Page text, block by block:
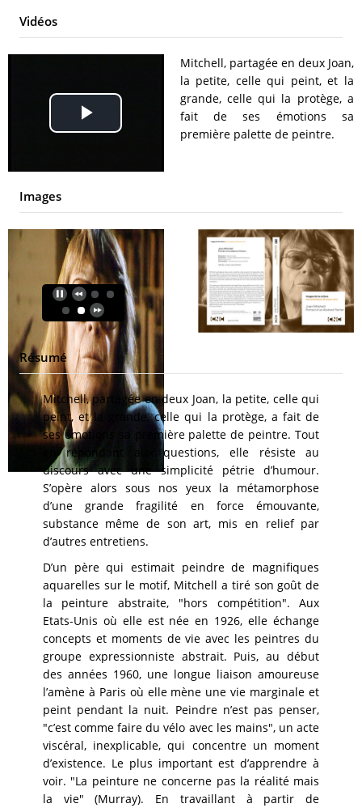
Vidéos
Play
Video
Mitchell, partagée en deux Joan,
la petite, celle qui peint, et la
grande, celle qui la protège, a
fait de ses émotions sa
première palette de peintre.
Images
Résumé
Mitchell, partagée en deux Joan, la petite, celle qui
peint, et la grande, celle qui la protège, a fait de
ses émotions sa première palette de peintre. Tout
en répondant aux questions, elle résiste au
discours avec une simplicité pétrie d’humour.
S’opère alors sous nos yeux la métamorphose
d’une grande fragilité en force émouvante,
substance même de son art, mis en relief par
d’autres entretiens.
D’un père qui estimait peindre de magnifiques
aquarelles sur le motif, Mitchell a tiré son goût de
la peinture abstraite, "hors compétition". Aux
Etats-Unis où elle est née en 1926, elle échange
concepts et moments de vie avec les peintres du
groupe expressionniste abstrait. Puis, au début
des années 1960, une longue liaison amoureuse
l’amène à Paris où elle mène une vie marginale et
peint pendant la nuit. Peindre n’est pas penser,
"c’est comme faire du vélo avec les mains", un acte
viscéral, inexplicable, qui concentre un moment
d’existence. Le plus important est d’apprendre à
voir. "La peinture ne concerne pas la réalité mais
la vie" (Murray). En travaillant à partir de